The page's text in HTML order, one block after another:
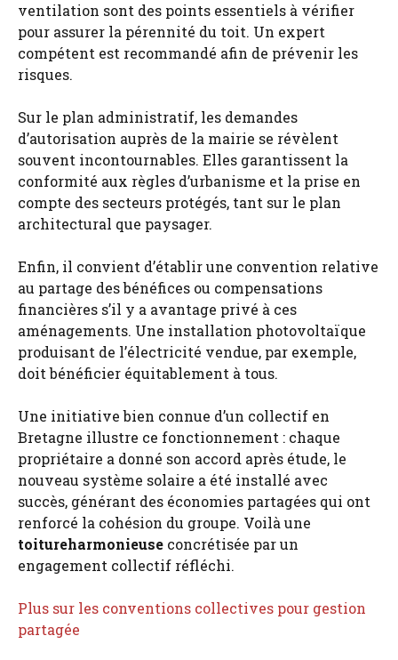
ventilation sont des points essentiels à vérifier
pour assurer la pérennité du toit. Un expert
compétent est recommandé afin de prévenir les
risques.
Sur le plan administratif, les demandes
d’autorisation auprès de la mairie se révèlent
souvent incontournables. Elles garantissent la
conformité aux règles d’urbanisme et la prise en
compte des secteurs protégés, tant sur le plan
architectural que paysager.
Enfin, il convient d’établir une convention relative
au partage des bénéfices ou compensations
financières s’il y a avantage privé à ces
aménagements. Une installation photovoltaïque
produisant de l’électricité vendue, par exemple,
doit bénéficier équitablement à tous.
Une initiative bien connue d’un collectif en
Bretagne illustre ce fonctionnement : chaque
propriétaire a donné son accord après étude, le
nouveau système solaire a été installé avec
succès, générant des économies partagées qui ont
renforcé la cohésion du groupe. Voilà une
toitureharmonieuse concrétisée par un
engagement collectif réfléchi.
Plus sur les conventions collectives pour gestion
partagée